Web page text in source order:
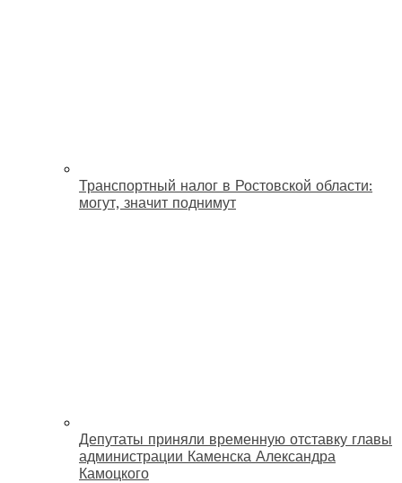
Транспортный налог в Ростовской области:
могут, значит поднимут
Депутаты приняли временную отставку главы
администрации Каменска Александра
Камоцкого